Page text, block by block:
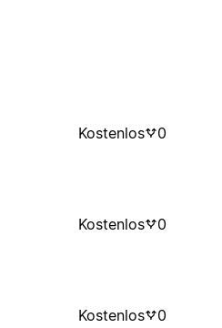
Kostenlos 0
Kostenlos 0
Kostenlos 0